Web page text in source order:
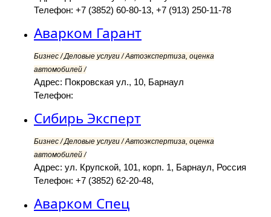
Телефон: +7 (3852) 60-80-13, +7 (913) 250-11-78
Аварком Гарант
Бизнес / Деловые услуги / Автоэкспертиза, оценка
автомобилей /
Адрес: Покровская ул., 10, Барнаул
Телефон:
Сибирь Эксперт
Бизнес / Деловые услуги / Автоэкспертиза, оценка
автомобилей /
Адрес: ул. Крупской, 101, корп. 1, Барнаул, Россия
Телефон: +7 (3852) 62-20-48,
Аварком Спец